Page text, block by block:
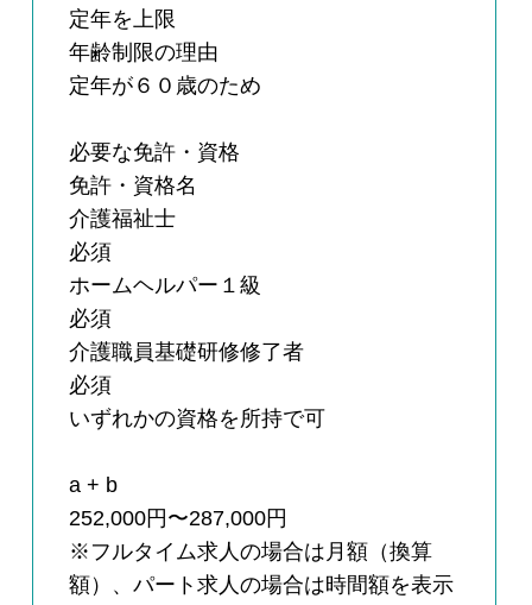
定年を上限
年齢制限の理由
定年が６０歳のため
必要な免許・資格
免許・資格名
介護福祉士
必須
ホームヘルパー１級
必須
介護職員基礎研修修了者
必須
いずれかの資格を所持で可
a + b
252,000円〜287,000円
※フルタイム求人の場合は月額（換算
額）、パート求人の場合は時間額を表示